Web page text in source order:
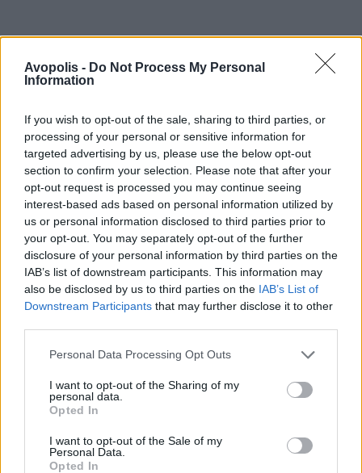
Avopolis - Do Not Process My Personal
Information
If you wish to opt-out of the sale, sharing to third parties, or
processing of your personal or sensitive information for
targeted advertising by us, please use the below opt-out
section to confirm your selection. Please note that after your
opt-out request is processed you may continue seeing
interest-based ads based on personal information utilized by
us or personal information disclosed to third parties prior to
your opt-out. You may separately opt-out of the further
disclosure of your personal information by third parties on the
IAB’s list of downstream participants. This information may
also be disclosed by us to third parties on the IAB’s List of
Downstream Participants that may further disclose it to other
Personal Data Processing Opt Outs
I want to opt-out of the Sharing of my
personal data.
Opted In
I want to opt-out of the Sale of my
Personal Data.
Opted In
Previous Article Next Article
Ακολούθησε το Avopolis Network στο
Google News
MOOD OF THE DAY
κυριολεκτικά. Ο Άντονι Χόπκινς
στα 88 αρνείται να το βάλει κάτω
και κυκλοφορεί το 1ο του
άλμπουμ με ορχηστρικές συνθέσεις και τίτλο:
Life Is A Dream. Φυσικά και είναι Άντονι...
Μάκης Μηλάτος